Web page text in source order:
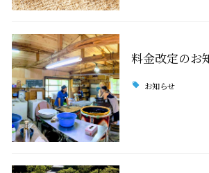
料金改定のお
お知らせ